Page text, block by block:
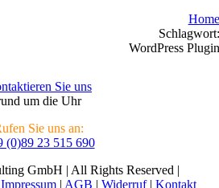
Home
Schlagwort:
WordPress Plugin
Sie uns
um die Uhr
Sie uns an:
(0)89 23 515 690
GmbH | All Rights Reserved |
Impressum | AGB | Widerruf| Kontakt